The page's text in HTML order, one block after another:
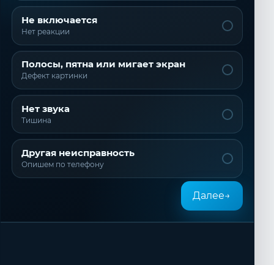
Не включается
Нет реакции
Полосы, пятна или мигает экран
Дефект картинки
Нет звука
Тишина
Другая неисправность
Опишем по телефону
Далее→